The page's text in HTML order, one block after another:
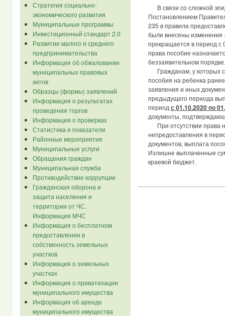
Стратегия социально-
экономического развития
Муниципальные программы
Инвестиционный стандарт 2.0
Развитие малого и среднего
предпринимательства
Информация об обжаловании
муниципальных правовых
актов
Образцы (формы) заявлений
Информация о результатах
проведения торгов
Информация о проверках
Статистика и показатели
Районные мероприятия
Муниципальные услуги
Обращения граждан
Муниципальная служба
Противодействие коррупции
Гражданская оборона и
защита населения и
территории от ЧС.
Информация МЧС
Информация о бесплатном
предоставлении в
собственность земельных
участков
Информация о земельных
участках
Информация о приватизации
муниципального имущества
Информация об аренде
муниципального имущества
В связи со сложной
Постановлением
235 в правила
были внесены изменения
прекращается в период с
права пособие
беззаявительном
Гражданам, у которых
пособия на ребенка
заявления и иных
предыдущего периода
период с 01.10.2020 по
документы,
При отсутствии права
непредоставления в
документов, выплата
Излишне выплаченные
краевой бюджет.